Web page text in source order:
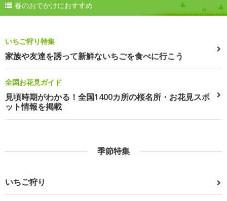
春のおでかけにおすすめ
いちご狩り特集
家族や友達を誘って新鮮ないちごを食べに行こう
全国お花見ガイド
見頃時期がわかる！全国1400カ所の桜名所・お花見スポ
ット情報を掲載
季節特集
いちご狩り